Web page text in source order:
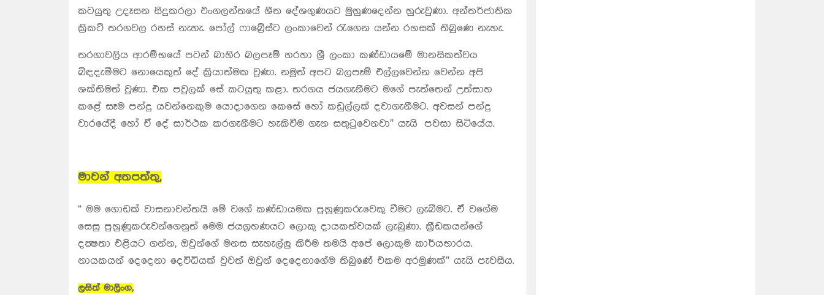
කටයුතු උදෑසන සිදුකරලා එංගලන්තයේ ශීත දේශගුණයට මුහුණදෙන්න හුරුවුණා. අන්තර්ජාතික
ක්‍රිකට් තරගවල රහස් නැහැ. පෝල් ෆාබ්‍රේස්ට ලංකාවෙන් රැගෙන යන්න රහසක් තිබු‍ණෙ නැහැ.
තරගාවලිය ආරම්භයේ පටන් බාහිර බලපෑම් හරහා ශ්‍රී ලංකා කණ්ඩායමේ මානසිකත්වය
‍බිඳදැමීමට නොයෙකුත් දේ ක්‍රියාත්මක වුණා. නමුත් අපට බලපෑම් එල්ලවෙන්න වෙන්න අපි
ශක්තිමත් වුණා. එක පවුලක් සේ කටයුතු කළා. තරගය ජයගැනීමට ම‍ගේ පැත්තෙන් උත්සාහ
කළේ සෑම පන්දු යවන්නෙකුම යොදාගෙන කෙසේ හෝ කඩුල්ලක් දවාගැනීමට. අවසන් පන්දු
වාරයේදී හෝ ඒ දේ සාර්ථක කරගැනීමට හැකිවීම ගැන සතුටුවෙනවා” යැයි පවසා සිටියේය.
මාවන් අතපත්තු,
“ මම ගොඩක් වාසනාවන්තයි මේ වගේ කණ්ඩායමක පුහුණුකරුවෙකු වීමට ලැබීමට. ඒ වගේම
සෙසු පුහුණුකරුවන්ගෙනුත් මෙම ජයග්‍රහණයට ලොකු දායකත්වයක් ලැබුණා. ක්‍රීඩකයන්ගේ
දක්‍ෂතා එළියට ගන්න, ඔවුන්ගේ මනස සැහැල්ලු කිරීම තමයි අපේ ලොකුම කාර්යභාරය.
නායකයන් දෙදෙනා දෙවිධියක් වුවත් ඔවුන් දෙ‍දෙනාගේම තිබුණේ එකම අරමුණක්” යැයි පැවසීය.
ලසිත් මාලිංග,